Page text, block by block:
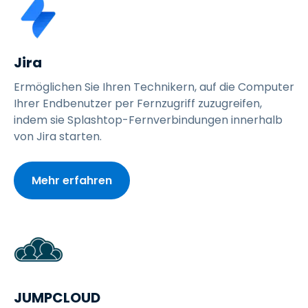
Jira
Ermöglichen Sie Ihren Technikern, auf die Computer
Ihrer Endbenutzer per Fernzugriff zuzugreifen,
indem sie Splashtop-Fernverbindungen innerhalb
von Jira starten.
Mehr erfahren
JUMPCLOUD